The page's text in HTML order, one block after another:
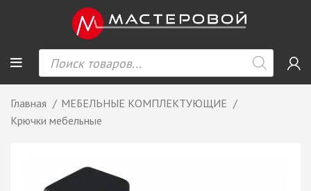
Главная
МЕБЕЛЬНЫЕ КОМПЛЕКТУЮЩИЕ
Крючки мебельные